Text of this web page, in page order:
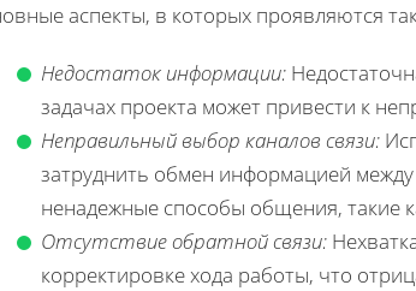
аспекты, в которых проявляются
Недостаток информации:
задачах проекта может привести к
Неправильный выбор каналов связи:
затруднить обмен информацией
ненадежные способы общения, такие
Отсутствие обратной связи:
корректировке хода работы, что